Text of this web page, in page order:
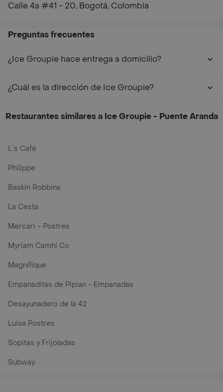
Calle 4a #41 - 20, Bogotá, Colombia
Preguntas frecuentes
¿Ice Groupie hace entrega a domicilio?
¿Cuál es la dirección de Ice Groupie?
Restaurantes similares a Ice Groupie - Puente Aranda
L´s Café
Philippe
Baskin Robbins
La Cesta
Mercari - Postres
Myriam Camhi Co
Magnifique
Empanaditas de Pipian - Empanadas
Desayunadero de la 42
Luisa Postres
Sopitas y Frijoladas
Subway